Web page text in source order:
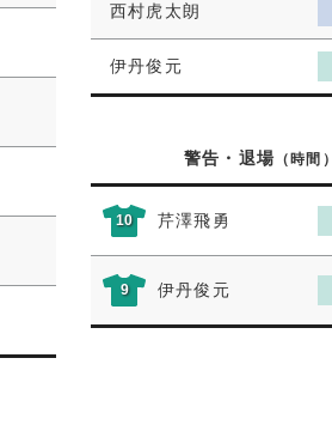
西村虎太朗
伊丹俊元
警告・退場 （時間）
10 芹澤飛勇
9 伊丹俊元